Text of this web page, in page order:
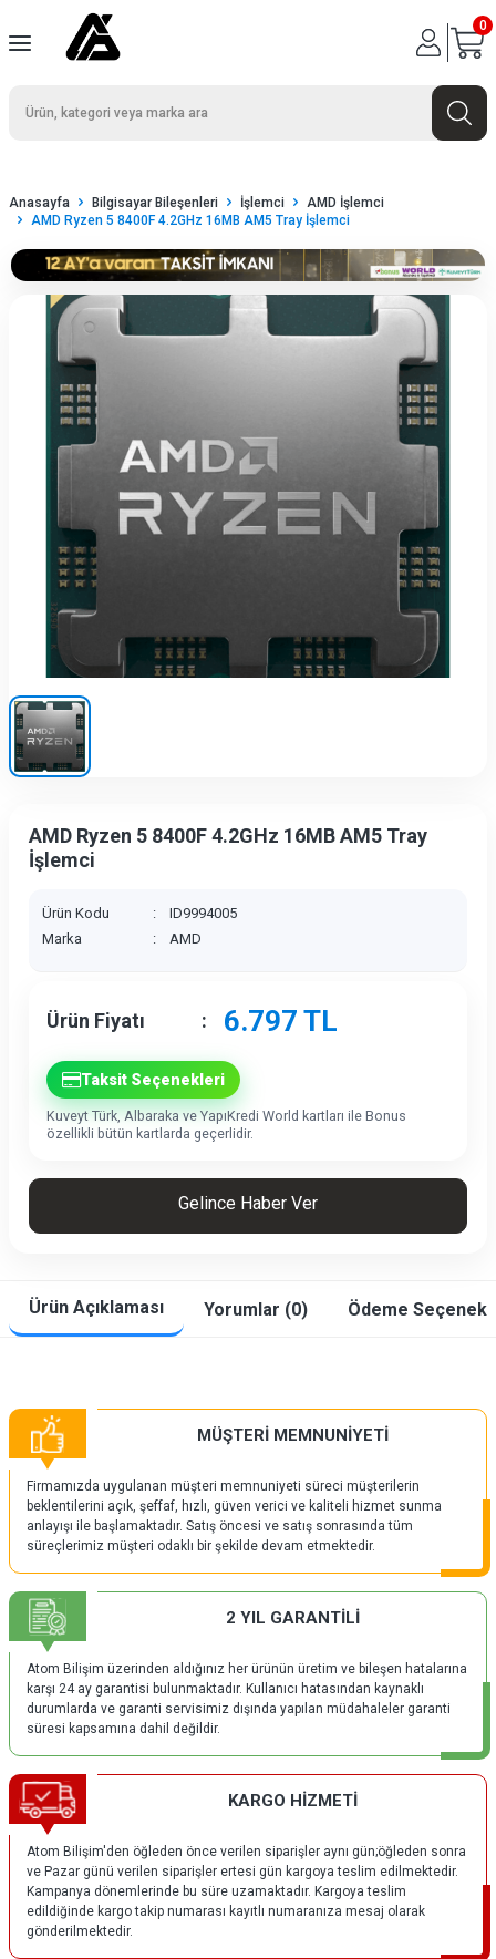
0
Anasayfa Bilgisayar Bileşenleri İşlemci
AMD İşlemci
AMD Ryzen 5 8400F 4.2GHz 16MB AM5 Tray İşlemci
AMD Ryzen 5 8400F 4.2GHz 16MB AM5 Tray
İşlemci
Ürün Kodu :
ID9994005
Marka
: AMD
Ürün Fiyatı : 6.797 TL
Taksit Seçenekleri
Kuveyt Türk, Albaraka ve YapıKredi World kartları ile Bonus
özellikli bütün kartlarda geçerlidir.
Gelince Haber Ver
Ürün Açıklaması Yorumlar (0) Ödeme
MÜŞTERİ MEMNUNİYETİ
Firmamızda uygulanan müşteri memnuniyeti süreci müşterilerin
beklentilerini açık, şeffaf, hızlı, güven verici ve kaliteli hizmet sunma
anlayışı ile başlamaktadır. Satış öncesi ve satış sonrasında tüm
süreçlerimiz müşteri odaklı bir şekilde devam etmektedir.
2 YIL GARANTİLİ
Atom Bilişim üzerinden aldığınız her ürünün üretim ve bileşen hatalarına
karşı 24 ay garantisi bulunmaktadır. Kullanıcı hatasından kaynaklı
durumlarda ve garanti servisimiz dışında yapılan müdahaleler garanti
süresi kapsamına dahil değildir.
KARGO HİZMETİ
Atom Bilişim'den öğleden önce verilen siparişler aynı gün;öğleden sonra
ve Pazar günü verilen siparişler ertesi gün kargoya teslim edilmektedir.
Kampanya dönemlerinde bu süre uzamaktadır. Kargoya teslim
edildiğinde kargo takip numarası kayıtlı numaranıza mesaj olarak
gönderilmektedir.